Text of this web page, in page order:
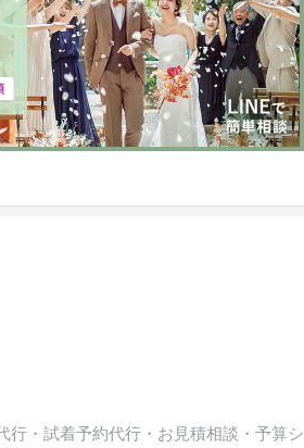
行・試着予約代行・お見積相談・予算シ